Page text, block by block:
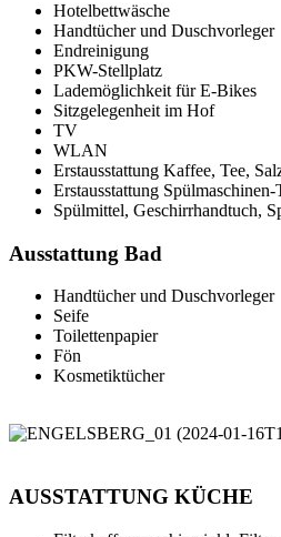
Hotelbettwäsche
Handtücher und Duschvorleger
Endreinigung
PKW-Stellplatz
Lademöglichkeit für E-Bikes
Sitzgelegenheit im Hof
TV
WLAN
Erstausstattung Kaffee, Tee,
Erstausstattung Spülmaschinen-
Spülmittel, Geschirrhandtuch,
Ausstattung Bad
Handtücher und Duschvorleger
Seife
Toilettenpapier
Fön
Kosmetiktücher
AUSSTATTUNG KÜCHE